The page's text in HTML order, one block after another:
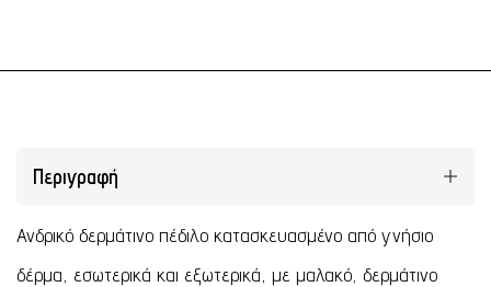
Περιγραφή
Ανδρικό δερμάτινο πέδιλο κατασκευασμένο από γνήσιο
δέρμα, εσωτερικά και εξωτερικά, με μαλακό, δερμάτινο